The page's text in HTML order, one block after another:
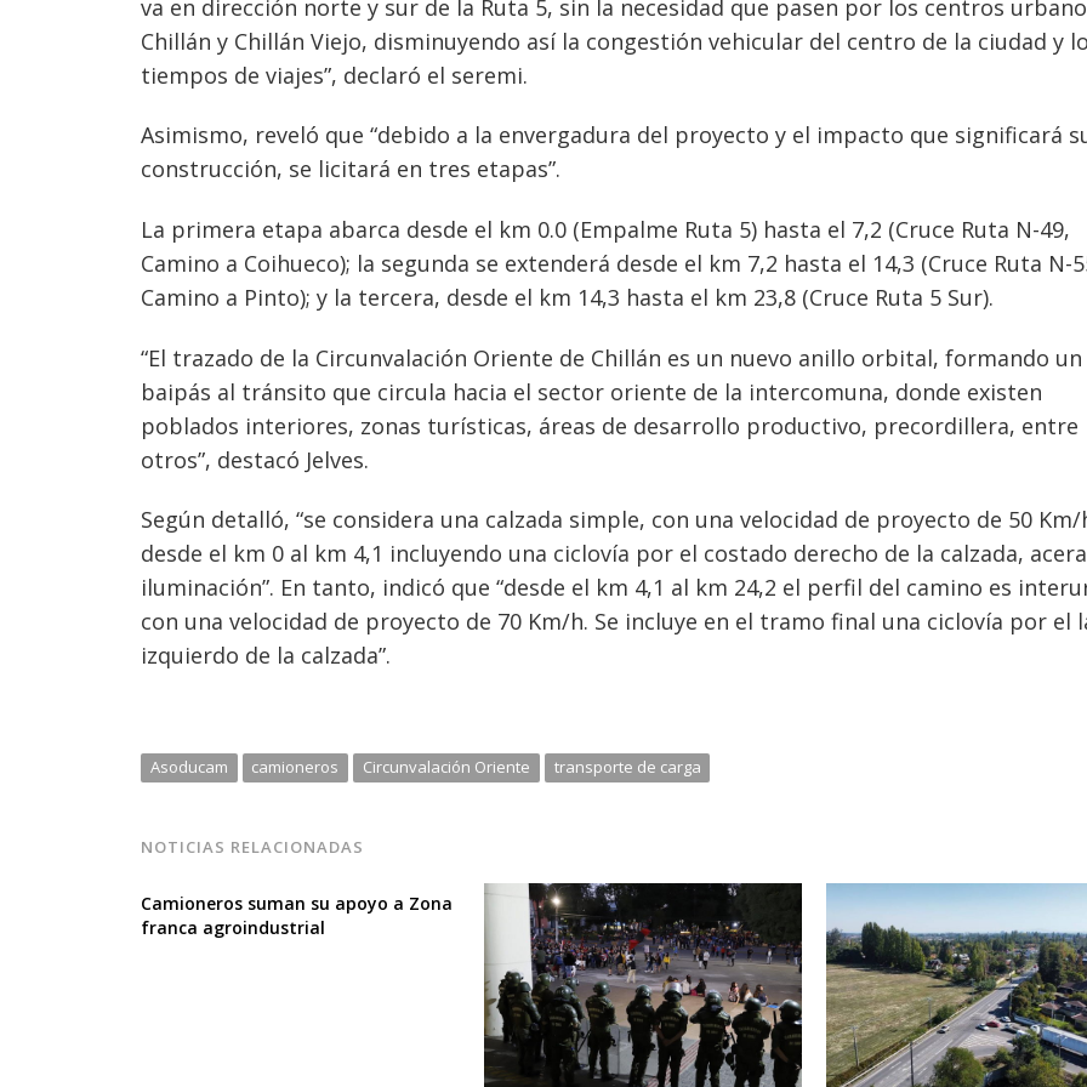
va en dirección norte y sur de la Ruta 5, sin la necesidad que pasen por los centros
Chillán y Chillán Viejo, disminuyendo así la congestión vehicular del centro de la ciudad y
tiempos de viajes”, declaró el seremi.
Asimismo, reveló que “debido a la envergadura del proyecto y el impacto que significará
construcción, se licitará en tres etapas”.
La primera etapa abarca desde el km 0.0 (Empalme Ruta 5) hasta el 7,2 (Cruce Ruta N-49,
Camino a Coihueco); la segunda se extenderá desde el km 7,2 hasta el 14,3 (Cruce Ruta N-
Camino a Pinto); y la tercera, desde el km 14,3 hasta el km 23,8 (Cruce Ruta 5 Sur).
“El trazado de la Circunvalación Oriente de Chillán es un nuevo anillo orbital, formando un
baipás al tránsito que circula hacia el sector oriente de la intercomuna, donde existen
poblados interiores, zonas turísticas, áreas de desarrollo productivo, precordillera, entre
otros”, destacó Jelves.
Según detalló, “se considera una calzada simple, con una velocidad de proyecto de 50 Km/
desde el km 0 al km 4,1 incluyendo una ciclovía por el costado derecho de la calzada,
iluminación”. En tanto, indicó que “desde el km 4,1 al km 24,2 el perfil del camino es
con una velocidad de proyecto de 70 Km/h. Se incluye en el tramo final una ciclovía por el
izquierdo de la calzada”.
Asoducam camioneros Circunvalación Oriente transporte de carga
NOTICIAS RELACIONADAS
Camioneros suman su apoyo a Zona
franca agroindustrial